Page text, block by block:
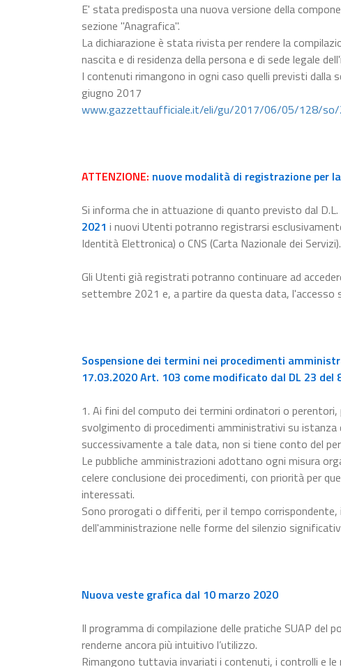
E' stata predisposta una nuova versione della
sezione "Anagrafica".
La dichiarazione è stata rivista per rendere la
nascita e di residenza della persona e di sede legale
I contenuti rimangono in ogni caso quelli previsti dalla
giugno 2017
www.gazzettaufficiale.it/eli/gu/2017/06/05/128/
ATTENZIONE: nuove modalità di registrazione per
Si informa che in attuazione di quanto previsto dal
2021 i nuovi Utenti potranno registrarsi
Identità Elettronica) o CNS (Carta Nazionale dei Servizi).
Gli Utenti già registrati potranno continuare ad
settembre 2021 e, a partire da questa data, l'accesso
Sospensione dei termini nei procedimenti
17.03.2020 Art. 103 come modificato dal DL 23 del
1. Ai fini del computo dei termini ordinatori o
svolgimento di procedimenti amministrativi su
successivamente a tale data, non si tiene conto del
Le pubbliche amministrazioni adottano ogni misura
celere conclusione dei procedimenti, con priorità per
interessati.
Sono prorogati o differiti, per il tempo
dell'amministrazione nelle forme del silenzio
Nuova veste grafica dal 10 marzo 2020
Il programma di compilazione delle pratiche SUAP
renderne ancora più intuitivo l’utilizzo.
Rimangono tuttavia invariati i contenuti, i controlli e